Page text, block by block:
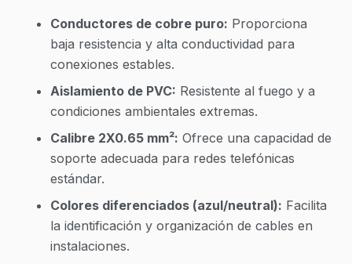
Conductores de cobre puro: Proporciona
baja resistencia y alta conductividad para
conexiones estables.
Aislamiento de PVC: Resistente al fuego y a
condiciones ambientales extremas.
Calibre 2X0.65 mm²: Ofrece una capacidad de
soporte adecuada para redes telefónicas
estándar.
Colores diferenciados (azul/neutral): Facilita
la identificación y organización de cables en
instalaciones.